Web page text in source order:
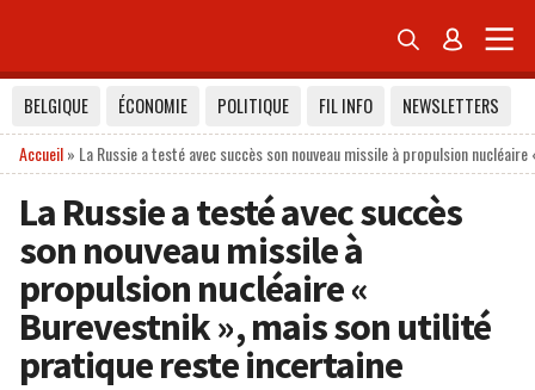
 
BELGIQUE ÉCONOMIE POLITIQUE FIL INFO
NEWSLETTERS
Accueil» La Russie a testé avec succès son nouveau missile à propulsion
La Russie a testé avec succès
son nouveau missile à
propulsion nucléaire «
Burevestnik », mais son utilité
pratique reste incertaine